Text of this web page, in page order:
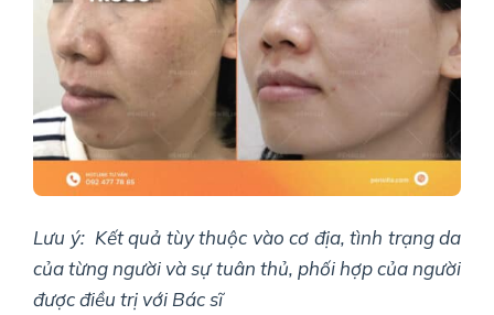
Lưu ý: Kết quả tùy thuộc vào cơ địa, tình trạng da
của từng người và sự tuân thủ, phối hợp của người
được điều trị với Bác sĩ